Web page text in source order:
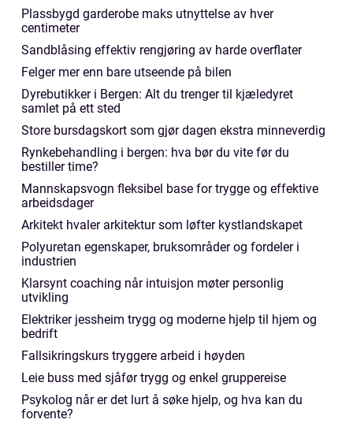
Plassbygd garderobe maks utnyttelse av hver
centimeter
Sandblåsing effektiv rengjøring av harde overflater
Felger mer enn bare utseende på bilen
Dyrebutikker i Bergen: Alt du trenger til kjæledyret
samlet på ett sted
Store bursdagskort som gjør dagen ekstra minneverdig
Rynkebehandling i bergen: hva bør du vite før du
bestiller time?
Mannskapsvogn fleksibel base for trygge og effektive
arbeidsdager
Arkitekt hvaler arkitektur som løfter kystlandskapet
Polyuretan egenskaper, bruksområder og fordeler i
industrien
Klarsynt coaching når intuisjon møter personlig
utvikling
Elektriker jessheim trygg og moderne hjelp til hjem og
bedrift
Fallsikringskurs tryggere arbeid i høyden
Leie buss med sjåfør trygg og enkel gruppereise
Psykolog når er det lurt å søke hjelp, og hva kan du
forvente?